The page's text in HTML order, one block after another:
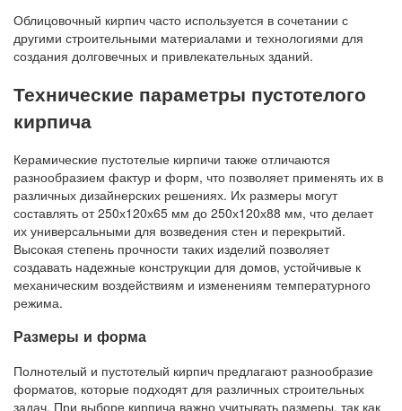
Облицовочный кирпич часто используется в сочетании с
другими строительными материалами и технологиями для
создания долговечных и привлекательных зданий.
Технические параметры пустотелого
кирпича
Керамические пустотелые кирпичи также отличаются
разнообразием фактур и форм, что позволяет применять их в
различных дизайнерских решениях. Их размеры могут
составлять от 250х120х65 мм до 250х120х88 мм, что делает
их универсальными для возведения стен и перекрытий.
Высокая степень прочности таких изделий позволяет
создавать надежные конструкции для домов, устойчивые к
механическим воздействиям и изменениям температурного
режима.
Размеры и форма
Полнотелый и пустотелый кирпич предлагают разнообразие
форматов, которые подходят для различных строительных
задач. При выборе кирпича важно учитывать размеры, так как